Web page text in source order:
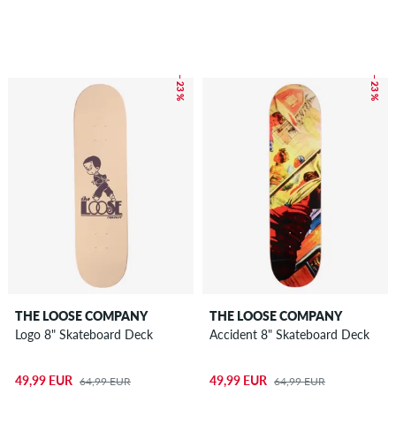
– 23 %
THE LOOSE COMPANY
Logo 8" Skateboard Deck
49,99 EUR 64,99 EUR
– 23 %
THE LOOSE COMPANY
Accident 8" Skateboard Deck
49,99 EUR 64,99 EUR